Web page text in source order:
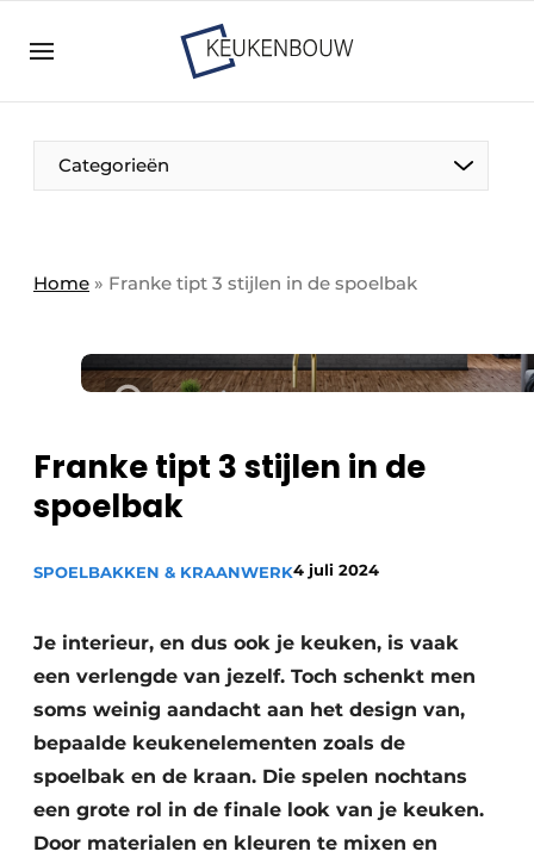
Bedrijven
Bedrijven
Direct contact
Keukenbouw | Platform over design en techniek
in de keuken-, woon-, en badkamerbranche
Nieuwsbrief
Podcasts
Vacature aanmelden
Categorieën
Home » Franke tipt 3 stijlen in de spoelbak
Franke tipt 3 stijlen in de
spoelbak
SPOELBAKKEN & KRAANWERK4 juli 2024
Je interieur, en dus ook je keuken, is vaak
een verlengde van jezelf. Toch schenkt men
soms weinig aandacht aan het design van,
bepaalde keukenelementen zoals de
spoelbak en de kraan. Die spelen nochtans
een grote rol in de finale look van je keuken.
Door materialen en kleuren te mixen en